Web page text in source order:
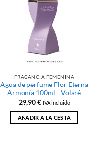
FRAGANCIA FEMENINA
Agua de perfume Flor Eterna
Armonía 100ml - Volaré
29,90€ IVA incluido
AÑADIR A LA CESTA